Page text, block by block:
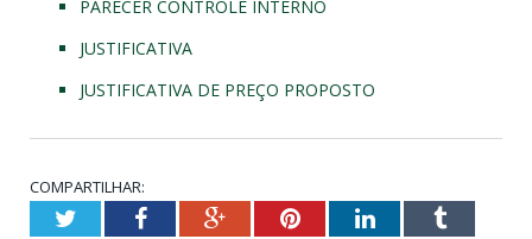
PARECER CONTROLE INTERNO
JUSTIFICATIVA
JUSTIFICATIVA DE PREÇO PROPOSTO
COMPARTILHAR:
TwitterFacebookGoogle+PinterestLinkedInTumblr